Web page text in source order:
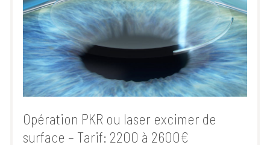
Opération PKR ou laser excimer de
surface – Tarif: 2200 à 2600€